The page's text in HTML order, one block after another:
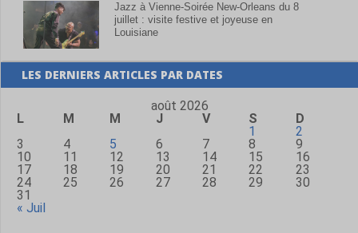
Jazz à Vienne-Soirée New-Orleans du 8
juillet : visite festive et joyeuse en
Louisiane
LES DERNIERS ARTICLES PAR DATES
août 2026
L
M M J V S
D
1
2
3
4 5 6 7 8
9
10
11 12 13 14 15
16
17
18 19 20 21 22
23
24
25 26 27 28 29
30
31
« Juil